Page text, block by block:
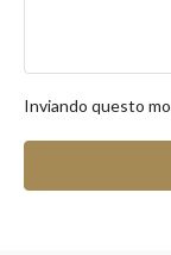
Inviando questo